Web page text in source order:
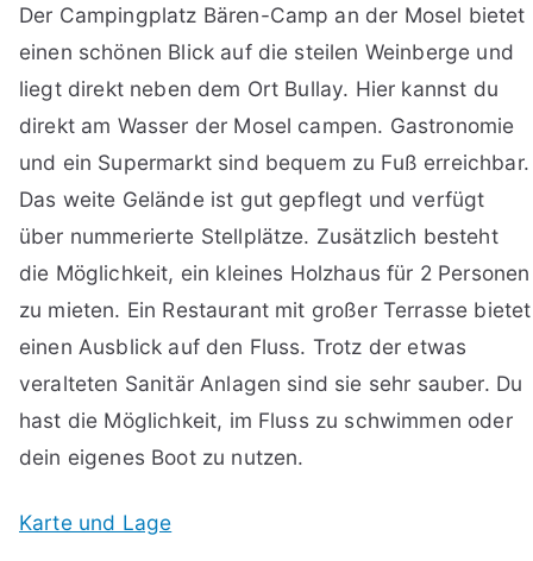
Der Campingplatz Bären-Camp an der Mosel bietet
einen schönen Blick auf die steilen Weinberge und
liegt direkt neben dem Ort Bullay. Hier kannst du
direkt am Wasser der Mosel campen. Gastronomie
und ein Supermarkt sind bequem zu Fuß erreichbar.
Das weite Gelände ist gut gepflegt und verfügt
über nummerierte Stellplätze. Zusätzlich besteht
die Möglichkeit, ein kleines Holzhaus für 2 Personen
zu mieten. Ein Restaurant mit großer Terrasse bietet
einen Ausblick auf den Fluss. Trotz der etwas
veralteten Sanitär Anlagen sind sie sehr sauber. Du
hast die Möglichkeit, im Fluss zu schwimmen oder
dein eigenes Boot zu nutzen.
Karte und Lage